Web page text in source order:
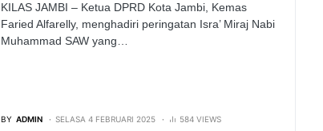
KILAS JAMBI – Ketua DPRD Kota Jambi, Kemas
Faried Alfarelly, menghadiri peringatan Isra’ Miraj Nabi
Muhammad SAW yang…
BY ADMIN SELASA 4 FEBRUARI 2025 584 VIEWS